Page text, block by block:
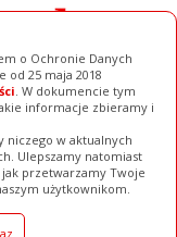
o Ochronie Danych
od 25 maja 2018
. W dokumencie tym
informacje zbieramy i
w aktualnych
Ulepszamy natomiast
przetwarzamy Twoje
użytkownikom.
Baza Firm Pełna Wersja